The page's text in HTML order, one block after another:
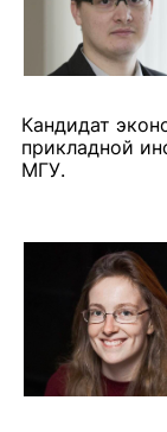
Кандидат
прикладной
МГУ.